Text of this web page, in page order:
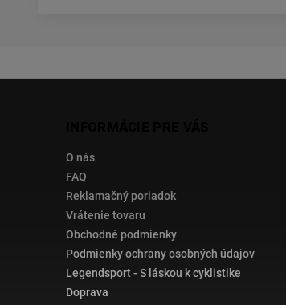
O nás
FAQ
Reklamačný poriadok
Vrátenie tovaru
Obchodné podmienky
Podmienky ochrany osobných údajov
Legendsport - S láskou k cyklistike
Doprava